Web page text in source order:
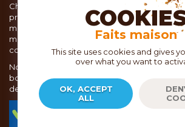
Chez TOC, boutique d’ustensiles de cuisine,
proposons une large sélection de produits
marques de matériel de cuisine: Ustensiles
matériel de cuisson, service de table,
coutellerie, set picnic.
Nous vous réservons un accueil chaleureux
boutiques, mais vous trouverez également
de cuisine en ligne sur notre site internet
Faits maison
This site uses cookies and gives
over what you want to
OK, ACCEPT
ALL